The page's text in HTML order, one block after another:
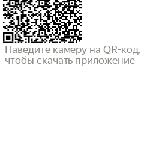
Наведите камеру на QR-код,
чтобы скачать приложение